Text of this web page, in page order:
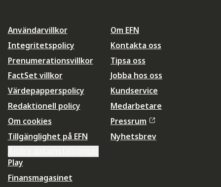
Användarvillkor
Integritetspolicy
Prenumerationsvillkor
FactSet villkor
Värdepapperspolicy
Redaktionell policy
Om cookies
Tillgänglighet på EFN
Om EFN
Kontakta oss
Tipsa oss
Jobba hos oss
Kundservice
Medarbetare
Pressrum
Nyhetsbrev
Play
Finansmagasinet